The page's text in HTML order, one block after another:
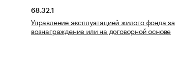
68.32.1
Управление эксплуатацией жилого фонда за
вознаграждение или на договорной основе